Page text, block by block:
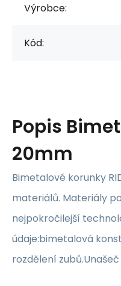
Výrobce:
Kód:
Popis
20mm
Bimetalové korunky
materiálů. Materiály
nejpokročilejší
údaje:bimetalová
rozdělení zubů.Unašeč